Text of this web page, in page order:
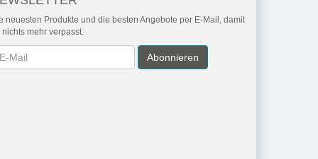
neuesten Produkte und die besten Angebote per E-Mail, damit
nichts mehr verpasst.
Abonnieren